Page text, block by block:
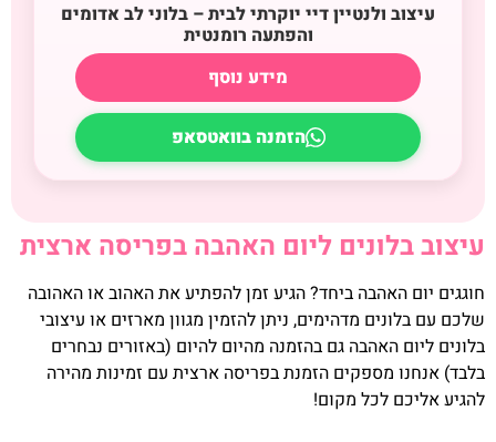
עיצוב ולנטיין דיי יוקרתי לבית – בלוני לב אדומים
והפתעה רומנטית
מידע נוסף
הזמנה בוואטסאפ
עיצוב בלונים ליום האהבה בפריסה ארצית
חוגגים יום האהבה ביחד? הגיע זמן להפתיע את האהוב או האהובה
שלכם עם בלונים מדהימים, ניתן להזמין מגוון מארזים או עיצובי
בלונים ליום האהבה גם בהזמנה מהיום להיום (באזורים נבחרים
בלבד) אנחנו מספקים הזמנת בפריסה ארצית עם זמינות מהירה
להגיע אליכם לכל מקום!